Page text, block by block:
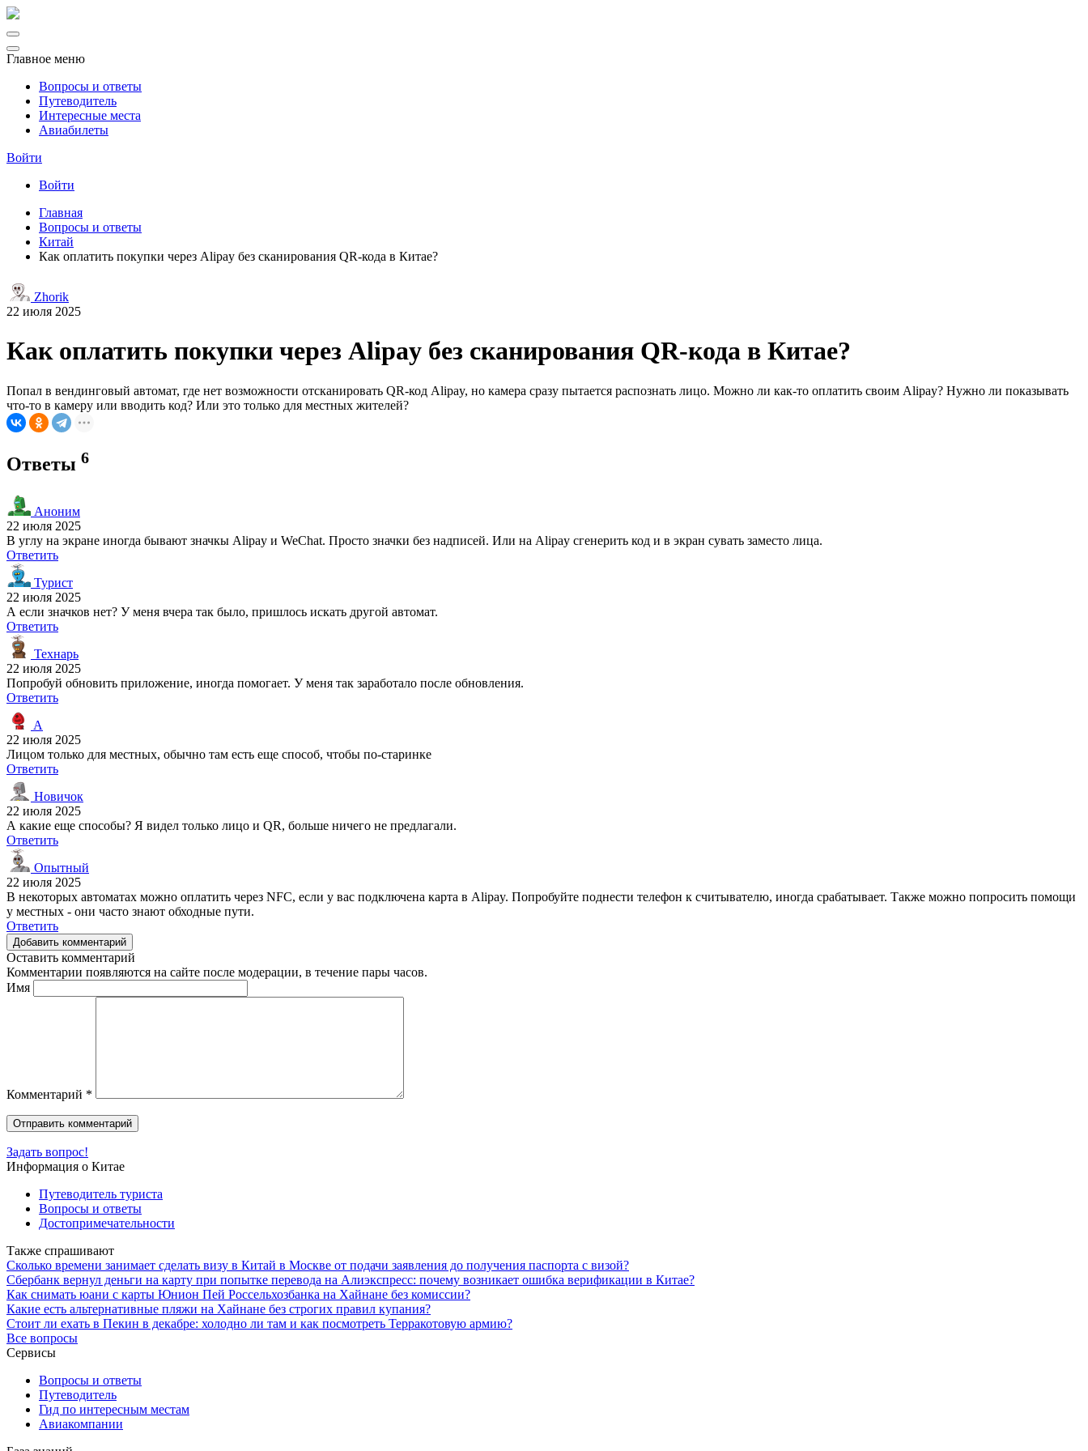
Главное меню
Вопросы и ответы
Путеводитель
Интересные места
Авиабилеты
Войти
Войти
Главная
Вопросы и ответы
Китай
Как оплатить покупки через Alipay без сканирования QR-кода в Китае?
Zhorik
22 июля 2025
Как оплатить покупки через Alipay без сканирования QR-кода в Китае?
Попал в вендинговый автомат, где нет возможности отсканировать QR-код Alipay, но камера сразу пытается распознать лицо. Можно ли как-то оплатить своим Alipay? Нужно ли показывать
что-то в камеру или вводить код? Или это только для местных жителей?
Ответы 6
Аноним
22 июля 2025
В углу на экране иногда бывают значкы Alipay и WeChat. Просто значки без надписей. Или на Alipay сгенерить код и в экран сувать заместо лица.
Ответить
Турист
22 июля 2025
А если значков нет? У меня вчера так было, пришлось искать другой автомат.
Ответить
Технарь
22 июля 2025
Попробуй обновить приложение, иногда помогает. У меня так заработало после обновления.
Ответить
A
22 июля 2025
Лицом только для местных, обычно там есть еще способ, чтобы по-старинке
Ответить
Новичок
22 июля 2025
А какие еще способы? Я видел только лицо и QR, больше ничего не предлагали.
Ответить
Опытный
22 июля 2025
В некоторых автоматах можно оплатить через NFC, если у вас подключена карта в Alipay. Попробуйте поднести телефон к считывателю, иногда срабатывает. Также можно попросить помощи
у местных - они часто знают обходные пути.
Ответить
Добавить комментарий
Оставить комментарий
Комментарии появляются на сайте после модерации, в течение пары часов.
Имя
Комментарий *
Задать вопрос!
Информация о Китае
Путеводитель туриста
Вопросы и ответы
Достопримечательности
Также спрашивают
Сколько времени занимает сделать визу в Китай в Москве от подачи заявления до получения паспорта с визой?
Сбербанк вернул деньги на карту при попытке перевода на Алиэкспресс: почему возникает ошибка верификации в Китае?
Как снимать юани с карты Юнион Пей Россельхозбанка на Хайнане без комиссии?
Какие есть альтернативные пляжи на Хайнане без строгих правил купания?
Стоит ли ехать в Пекин в декабре: холодно ли там и как посмотреть Терракотовую армию?
Все вопросы
Сервисы
Вопросы и ответы
Путеводитель
Гид по интересным местам
Авиакомпании